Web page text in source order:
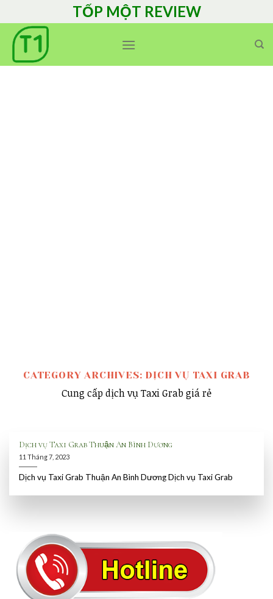
to
content
TỐP MỘT REVIEW
CATEGORY ARCHIVES: DỊCH VỤ TAXI GRAB
Cung cấp dịch vụ Taxi Grab giá rẻ
Dịch vụ Taxi Grab Thuận An Bình Dương
11 Tháng 7, 2023
Dịch vụ Taxi Grab Thuận An Bình Dương Dịch vụ Taxi Grab